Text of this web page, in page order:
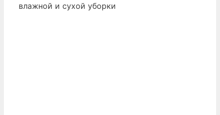
влажной и сухой уборки